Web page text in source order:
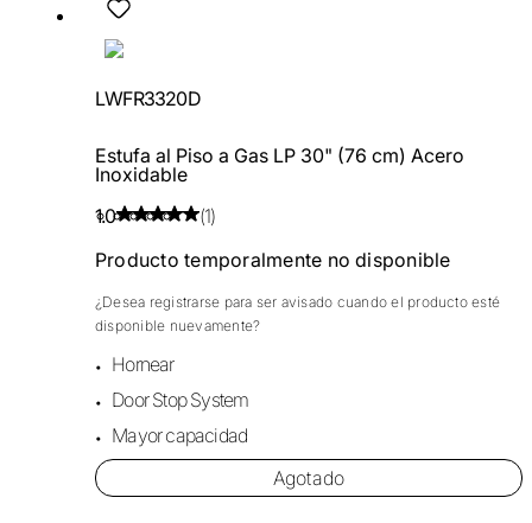
LWFR3320D
Estufa al Piso a Gas LP 30" (76 cm) Acero
Inoxidable
1.0
(1)
Producto temporalmente no disponible
¿Desea registrarse para ser avisado cuando el producto esté
disponible nuevamente?
Hornear
Door Stop System
Mayor capacidad
Agotado